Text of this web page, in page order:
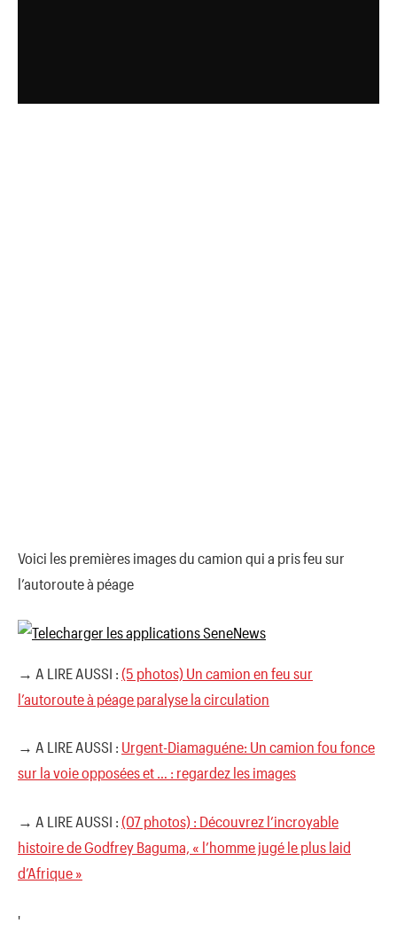
Voici les premières images du camion qui a pris feu sur
l’autoroute à péage
→ A LIRE AUSSI : (5 photos) Un camion en feu sur
l’autoroute à péage paralyse la circulation
→ A LIRE AUSSI : Urgent-Diamaguéne: Un camion fou fonce
sur la voie opposées et … : regardez les images
→ A LIRE AUSSI : (07 photos) : Découvrez l’incroyable
histoire de Godfrey Baguma, « l’homme jugé le plus laid
d’Afrique »
'